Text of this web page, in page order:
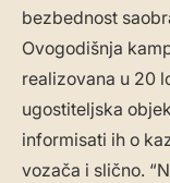
bezbednost
Ovogodišnja
realizovana u 20
ugostiteljska
informisati ih o
vozača i slično.